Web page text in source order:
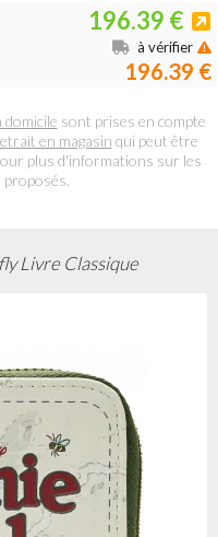
196.39 €
196.39 €
à vérifier
sont prises en compte
en magasin qui peut être
plus d'informations sur les
Livre Classique